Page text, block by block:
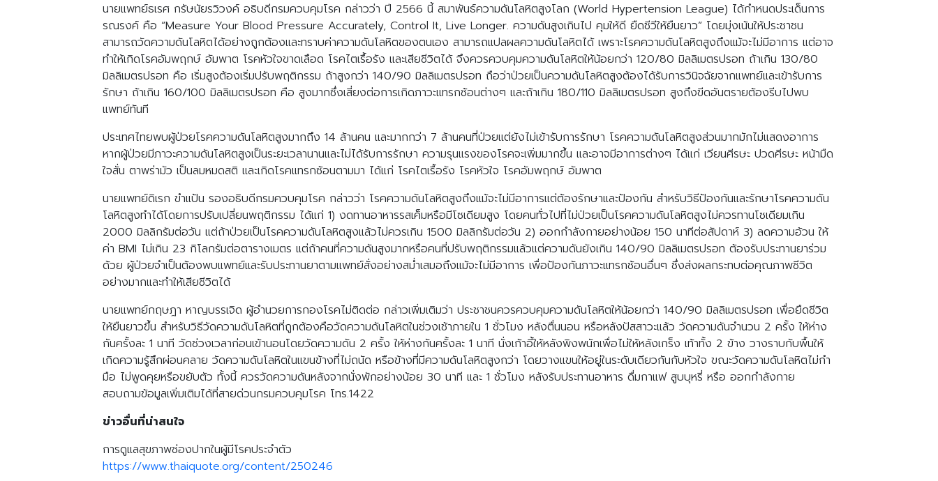
นายแพทย์ธเรศ กรัษนัยรวิวงค์ อธิบดีกรมควบคุมโรค กล่าวว่า ปี 2566 นี้ สมาพันธ์ความดันโลหิตสูงโลก (World Hypertension League) ได้กำหนดประเด็นการ
รณรงค์ คือ “Measure Your Blood Pressure Accurately, Control It, Live Longer. ความดันสูงเกินไป คุมให้ดี ยืดชีวีให้ยืนยาว” โดยมุ่งเน้นให้ประชาชน
สามารถวัดความดันโลหิตได้อย่างถูกต้องและทราบค่าความดันโลหิตของตนเอง สามารถแปลผลความดันโลหิตได้ เพราะโรคความดันโลหิตสูงถึงแม้จะไม่มีอาการ แต่อาจ
ทำให้เกิดโรคอัมพฤกษ์ อัมพาต โรคหัวใจขาดเลือด โรคไตเรื้อรัง และเสียชีวิตได้ จึงควรควบคุมความดันโลหิตให้น้อยกว่า 120/80 มิลลิเมตรปรอท ถ้าเกิน 130/80
มิลลิเมตรปรอท คือ เริ่มสูงต้องเริ่มปรับพฤติกรรม ถ้าสูงกว่า 140/90 มิลลิเมตรปรอท ถือว่าป่วยเป็นความดันโลหิตสูงต้องได้รับการวินิจฉัยจากแพทย์และเข้ารับการ
รักษา ถ้าเกิน 160/100 มิลลิเมตรปรอท คือ สูงมากซึ่งเสี่ยงต่อการเกิดภาวะแทรกซ้อนต่างๆ และถ้าเกิน 180/110 มิลลิเมตรปรอท สูงถึงขีดอันตรายต้องรีบไปพบ
แพทย์ทันที
ประเทศไทยพบผู้ป่วยโรคความดันโลหิตสูงมากถึง 14 ล้านคน และมากกว่า 7 ล้านคนที่ป่วยแต่ยังไม่เข้ารับการรักษา โรคความดันโลหิตสูงส่วนมากมักไม่แสดงอาการ
หากผู้ป่วยมีภาวะความดันโลหิตสูงเป็นระยะเวลานานและไม่ได้รับการรักษา ความรุนแรงของโรคจะเพิ่มมากขึ้น และอาจมีอาการต่างๆ ได้แก่ เวียนศีรษะ ปวดศีรษะ หน้ามืด
ใจสั่น ตาพร่ามัว เป็นลมหมดสติ และเกิดโรคแทรกซ้อนตามมา ได้แก่ โรคไตเรื้อรัง โรคหัวใจ โรคอัมพฤกษ์ อัมพาต
นายแพทย์ดิเรก ขำแป้น รองอธิบดีกรมควบคุมโรค กล่าวว่า โรคความดันโลหิตสูงถึงแม้จะไม่มีอาการแต่ต้องรักษาและป้องกัน สำหรับวิธีป้องกันและรักษาโรคความดัน
โลหิตสูงทำได้โดยการปรับเปลี่ยนพฤติกรรม ได้แก่ 1) งดทานอาหารรสเค็มหรือมีโซเดียมสูง โดยคนทั่วไปที่ไม่ป่วยเป็นโรคความดันโลหิตสูงไม่ควรทานโซเดียมเกิน
2000 มิลลิกรัมต่อวัน แต่ถ้าป่วยเป็นโรคความดันโลหิตสูงแล้วไม่ควรเกิน 1500 มิลลิกรัมต่อวัน 2) ออกกำลังกายอย่างน้อย 150 นาทีต่อสัปดาห์ 3) ลดความอ้วน ให้
ค่า BMI ไม่เกิน 23 กิโลกรัมต่อตารางเมตร แต่ถ้าคนที่ความดันสูงมากหรือคนที่ปรับพฤติกรรมแล้วแต่ความดันยังเกิน 140/90 มิลลิเมตรปรอท ต้องรับประทานยาร่วม
ด้วย ผู้ป่วยจำเป็นต้องพบแพทย์และรับประทานยาตามแพทย์สั่งอย่างสม่ำเสมอถึงแม้จะไม่มีอาการ เพื่อป้องกันภาวะแทรกซ้อนอื่นๆ ซึ่งส่งผลกระทบต่อคุณภาพชีวิต
อย่างมากและทำให้เสียชีวิตได้
นายแพทย์กฤษฎา หาญบรรเจิด ผู้อำนวยการกองโรคไม่ติดต่อ กล่าวเพิ่มเติมว่า ประชาชนควรควบคุมความดันโลหิตให้น้อยกว่า 140/90 มิลลิเมตรปรอท เพื่อยืดชีวิต
ให้ยืนยาวขึ้น สำหรับวิธีวัดความดันโลหิตที่ถูกต้องคือวัดความดันโลหิตในช่วงเช้าภายใน 1 ชั่วโมง หลังตื่นนอน หรือหลังปัสสาวะแล้ว วัดความดันจำนวน 2 ครั้ง ให้ห่าง
กันครั้งละ 1 นาที วัดช่วงเวลาก่อนเข้านอนโดยวัดความดัน 2 ครั้ง ให้ห่างกันครั้งละ 1 นาที นั่งเก้าอี้ให้หลังพิงพนักเพื่อไม่ให้หลังเกร็ง เท้าทั้ง 2 ข้าง วางราบกับพื้นให้
เกิดความรู้สึกผ่อนคลาย วัดความดันโลหิตในแขนข้างที่ไม่ถนัด หรือข้างที่มีความดันโลหิตสูงกว่า โดยวางแขนให้อยู่ในระดับเดียวกันกับหัวใจ ขณะวัดความดันโลหิตไม่กำ
มือ ไม่พูดคุยหรือขยับตัว ทั้งนี้ ควรวัดความดันหลังจากนั่งพักอย่างน้อย 30 นาที และ 1 ชั่วโมง หลังรับประทานอาหาร ดื่มกาแฟ สูบบุหรี่ หรือ ออกกำลังกาย
สอบถามข้อมูลเพิ่มเติมได้ที่สายด่วนกรมควบคุมโรค โทร.1422
ข่าวอื่นที่น่าสนใจ
การดูแลสุขภาพช่องปากในผู้มีโรคประจำตัว
https://www.thaiquote.org/content/250246